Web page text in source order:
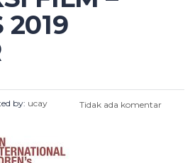
2019
by: ucay Tidak ada komentar